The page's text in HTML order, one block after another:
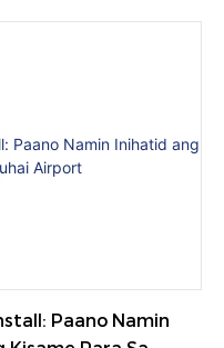
Paano Namin